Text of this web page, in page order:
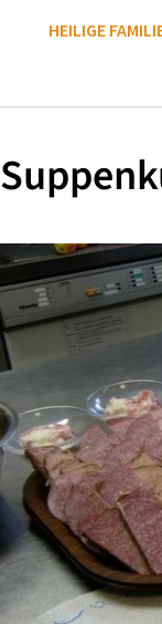
HEILIGE